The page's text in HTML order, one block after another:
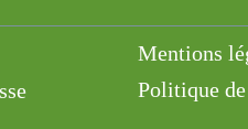
Mentions
Politique